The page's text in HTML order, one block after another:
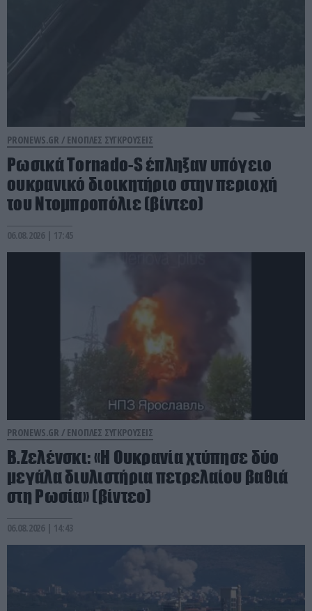
PRONEWS.GR / ΕΝΟΠΛΕΣ ΣΥΓΚΡΟΥΣΕΙΣ
Ρωσικά Tornado-S έπληξαν υπόγειο
ουκρανικό διοικητήριο στην περιοχή
του Ντομπροπόλιε (βίντεο)
06.08.2026 | 17:45
PRONEWS.GR / ΕΝΟΠΛΕΣ ΣΥΓΚΡΟΥΣΕΙΣ
Β.Ζελένσκι: «Η Ουκρανία χτύπησε δύο
μεγάλα διυλιστήρια πετρελαίου βαθιά
στη Ρωσία» (βίντεο)
06.08.2026 | 14:43